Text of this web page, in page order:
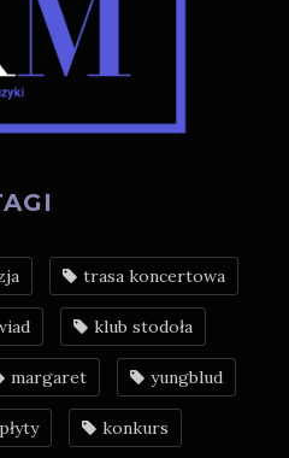
trasa koncertowa
klub stodoła
margaret yungblud
konkurs